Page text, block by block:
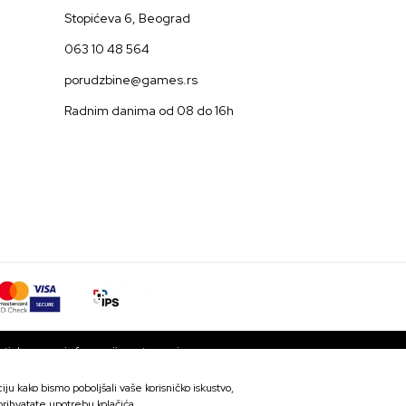
Kontaktirajte nas za više detalja
Stopićeva 6, Beograd
063 10 48 564
porudzbine@games.rs
Radnim danima od 08 do 16h
da su sve informacije potpune i
Dostupnost robe možete
kako bismo poboljšali vaše korisničko iskustvo,